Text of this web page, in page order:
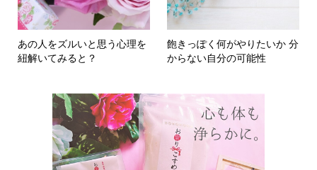
あの人をズルいと思う心理を
紐解いてみると？
飽きっぽく何がやりたいか 分
からない自分の可能性